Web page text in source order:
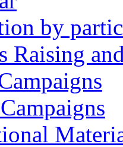
by
Raising